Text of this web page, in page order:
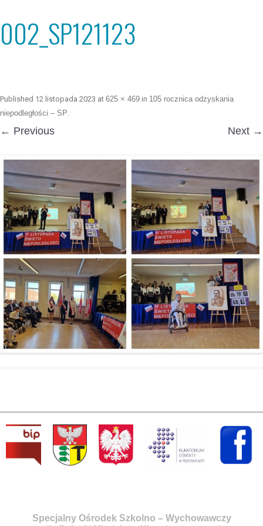
002_SP121123
Published 12 listopada 2023 at 625 × 469 in 105 rocznica odzyskania
niepodległości – SP.
← Previous Next →
Specjalny Ośrodek Szkolno – Wychowawczy